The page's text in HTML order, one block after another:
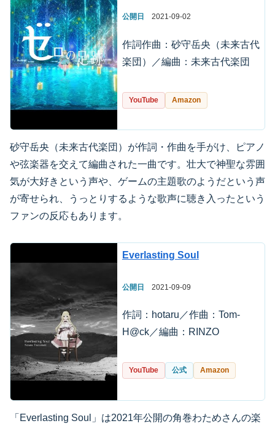
公開日 2021-09-02
作詞作曲：砂守岳央（未来古代
楽団）／編曲：未来古代楽団
YouTube Amazon
砂守岳央（未来古代楽団）が作詞・作曲を手がけ、ピアノ
や弦楽器を交えて編曲された一曲です。壮大で神聖な雰囲
気が大好きという声や、ゲームの主題歌のようだという声
が寄せられ、うっとりするような歌声に聴き入ったという
ファンの反応もあります。
Everlasting Soul
公開日 2021-09-09
作詞：hotaru／作曲：Tom-
H@ck／編曲：RINZO
YouTube 公式 Amazon
「Everlasting Soul」は2021年公開の角巻わためさんの楽